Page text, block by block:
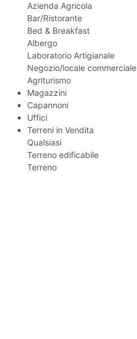
Azienda Agricola
Bar/Ristorante
Bed & Breakfast
Albergo
Laboratorio Artigianale
Negozio/locale commerciale
Agriturismo
Magazzini
Capannoni
Uffici
Terreni in Vendita
Qualsiasi
Terreno edificabile
Terreno